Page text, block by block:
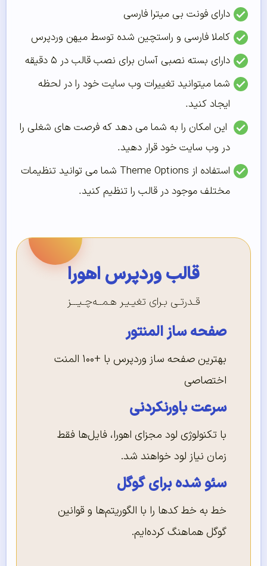
دارای فونت بی میترا فارسی
کاملا فارسی و راستچین شده توسط میهن وردپرس
دارای بسته نصبی آسان برای نصب قالب در ۵ دقیقه
شما میتوانید تغییرات وب سایت خود را در لحظه
ایجاد کنید.
این امکان را به شما می دهد که فرصت های شغلی را
در وب سایت خود قرار دهید.
استفاده از Theme Options شما می توانید تنظیمات
مختلف موجود در قالب را تنظیم کنید.
قالب وردپرس اهورا
قـدرتـی بـرای تغیـیـر هـمــه‌چـیـــز
صفحه ساز المنتور
بهترین صفحه ساز وردپرس با +۱۰۰ المنت
اختصاصی
سرعت باورنکردنی
با تکنولوژی لود مجزای اهورا، فایل‌ها فقط
زمان نیاز لود خواهند شد.
سئو شده برای گوگل
خط به خط کدها را با الگوریتم‌ها و قوانین
گوگل هماهنگ کرده‌ایم.